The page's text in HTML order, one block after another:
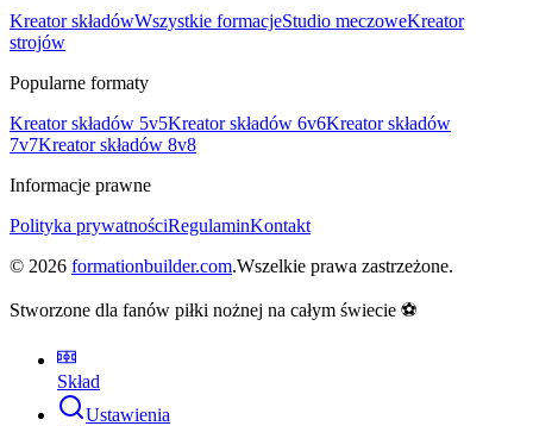
Kreator składówWszystkie formacjeStudio meczoweKreator
strojów
Popularne formaty
Kreator składów 5v5Kreator składów 6v6Kreator składów
7v7Kreator składów 8v8
Informacje prawne
Polityka prywatnościRegulaminKontakt
© 2026 formationbuilder.com.Wszelkie prawa zastrzeżone.
Stworzone dla fanów piłki nożnej na całym świecie ⚽
Skład
Ustawienia